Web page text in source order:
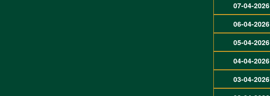
07-04-2026
06-04-2026
05-04-2026
04-04-2026
03-04-2026